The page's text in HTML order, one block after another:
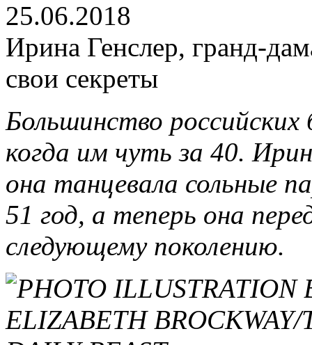
25.06.2018
Ирина Генслер, гранд-
свои секреты
Большинство
когда им чуть за 40.
она танцевала сольные
51 год, а теперь она
следующему поколению.